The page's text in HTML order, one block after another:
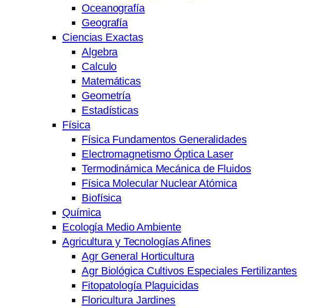
Oceanografía
Geografía
Ciencias Exactas
Algebra
Calculo
Matemáticas
Geometría
Estadísticas
Física
Física Fundamentos Generalidades
Electromagnetismo Óptica Laser
Termodinámica Mecánica de Fluidos
Física Molecular Nuclear Atómica
Biofísica
Química
Ecología Medio Ambiente
Agricultura y Tecnologías Afines
Agr General Horticultura
Agr Biológica Cultivos Especiales Fertilizantes
Fitopatología Plaguicidas
Floricultura Jardines